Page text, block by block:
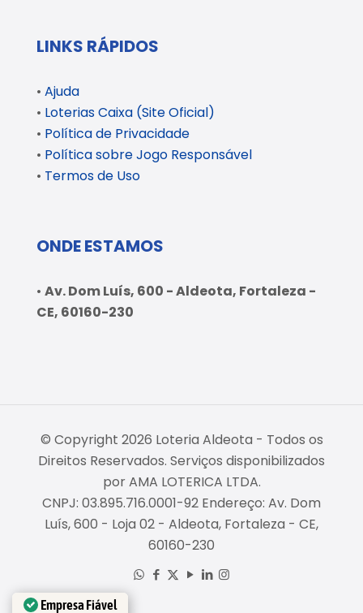
LINKS RÁPIDOS
• Ajuda
• Loterias Caixa (Site Oficial)
• Política de Privacidade
• Política sobre Jogo Responsável
• Termos de Uso
ONDE ESTAMOS
• Av. Dom Luís, 600 - Aldeota, Fortaleza -
CE, 60160-230
© Copyright 2026 Loteria Aldeota - Todos os
Direitos Reservados. Serviços disponibilizados
por AMA LOTERICA LTDA.
CNPJ: 03.895.716.0001-92 Endereço: Av. Dom
Luís, 600 - Loja 02 - Aldeota, Fortaleza - CE,
60160-230
Empresa Fiável